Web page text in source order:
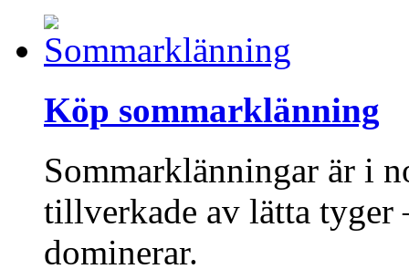
Köp sommarklänning
Sommarklänningar är i
tillverkade av lätta tyger
dominerar.